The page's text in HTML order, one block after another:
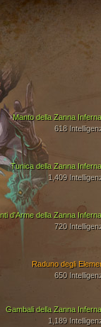
Tunica della Zanna
1,409
d'Arme della Zanna
720
Manto della Zanna
618
Gambali della Zanna
1,189
Raduno degli
650